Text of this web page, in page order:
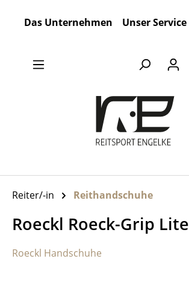
Das Unternehmen Unser Service
Reiter/-in Reithandschuhe
Roeckl Roeck-Grip Lite
Roeckl Handschuhe